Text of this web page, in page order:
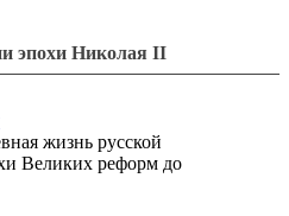
эпохи Николая II
жизнь русской
Великих реформ до